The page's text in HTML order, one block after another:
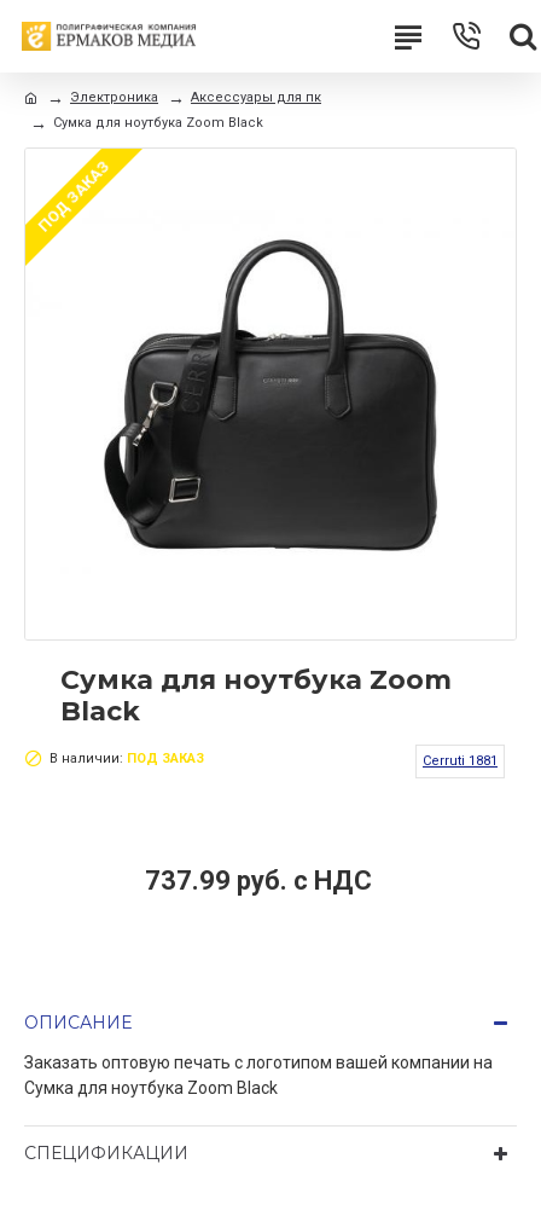
Электроника
Аксессуары для пк
Сумка для ноутбука Zoom Black
ПОД ЗАКАЗ
Сумка для ноутбука Zoom
Black
В наличии: ПОД ЗАКАЗ Cerruti 1881
737.99 руб. c НДС
ОПИСАНИЕ
Заказать оптовую печать с логотипом вашей компании на
Сумка для ноутбука Zoom Black
СПЕЦИФИКАЦИИ